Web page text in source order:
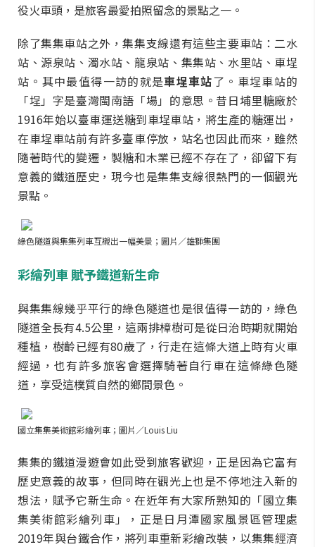
役火車頭，是旅客最愛拍照留念的景點之一。
除了集集車站之外，集集支線還有這些主要車站：二水
站、源泉站、濁水站、龍泉站、集集站、水里站、車埕
站。其中最值得一訪的就是車埕車站了。車埕車站的
「埕」字是臺灣閩南語「場」的意思。昔日埔里糖廠於
1916年始以臺車運送糖到車埕車站，將生產的糖運出，
在車埕車站前有許多臺車停放，站名也因此而來，雖然
隨著時代的變遷，製糖和木業已經不存在了，卻留下有
意義的鐵道歷史，現今也是集集支線很熱門的一個觀光
景點。
綠色隧道與集集列車互襯出一幅美景 ； 圖片／雄獅集團
彩繪列車 賦予鐵道新生命
與集集線幾乎平行的綠色隧道也是很值得一訪的，綠色
隧道全長有4.5公里，這兩排樟樹可是從日治時期就開始
種植，樹齡已經有80歲了，行走在這條大道上時有火車
經過，也有許多旅客會選擇騎著自行車在這條綠色隧
道，享受這樸質自然的鄉間景色。
國立集集美術館彩繪列車 ； 圖片／Louis Liu
集集的鐵道漫遊會如此受到旅客歡迎，正是因為它富有
歷史意義的故事，但同時在觀光上也是不停地注入新的
想法，賦予它新生命。在近年有大家所熟知的「國立集
集美術館彩繪列車」，正是日月潭國家風景區管理處
2019年與台鐵合作，將列車重新彩繪改裝，以集集經濟